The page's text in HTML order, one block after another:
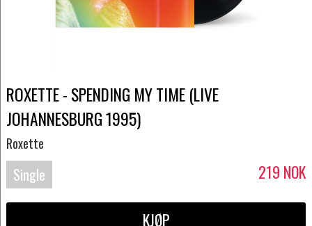
ROXETTE - SPENDING MY TIME (LIVE
JOHANNESBURG 1995)
Roxette
Single 219 NOK
KJØP